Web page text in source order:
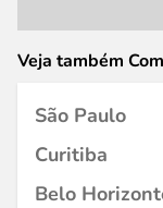
Veja também
São Paulo
Curitiba
Belo